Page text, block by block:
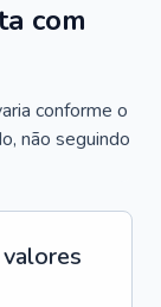
com
conforme o
não seguindo